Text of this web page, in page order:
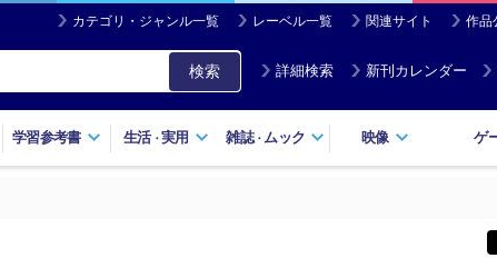
カテゴリ・ジャンル一覧 レーベル一覧 関連サイト 作品
検索 詳細検索 新刊カレンダー
学習参考書 生活・実用 雑誌・ ムック 映像 ゲ